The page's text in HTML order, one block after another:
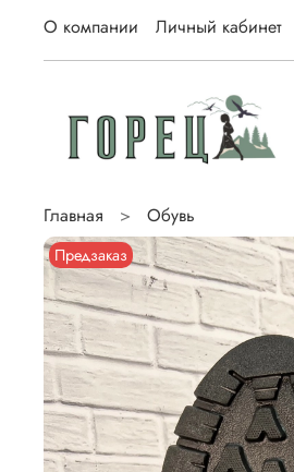
О компании Личный кабинет
Главная Обувь
Предзаказ